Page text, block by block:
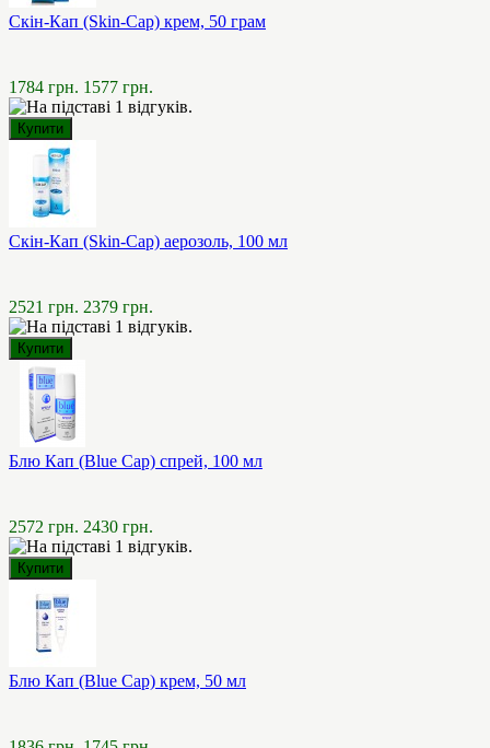
Скін-Кап (Skin-Cap) крем, 50 грам
1784 грн. 1577 грн.
Скін-Кап (Skin-Cap) аерозоль, 100 мл
2521 грн. 2379 грн.
Блю Кап (Blue Cap) спрей, 100 мл
2572 грн. 2430 грн.
Блю Кап (Blue Cap) крем, 50 мл